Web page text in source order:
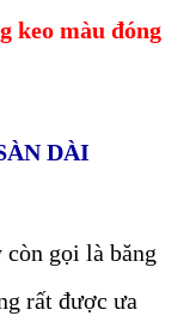
keo màu đóng
DÀI
còn gọi là băng
rất được ưa